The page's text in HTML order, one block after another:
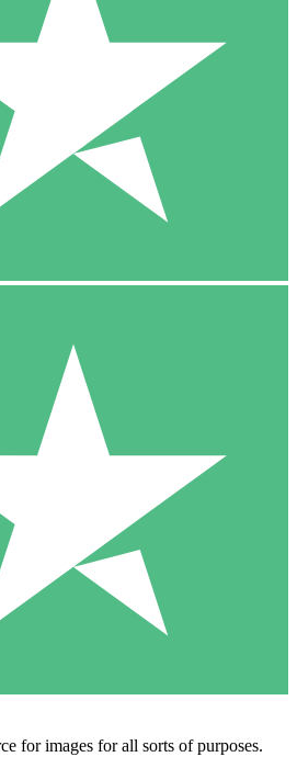
for images for all sorts of purposes.